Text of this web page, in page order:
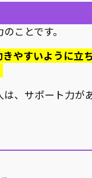
ことです。
やすいように立
、サポート力が